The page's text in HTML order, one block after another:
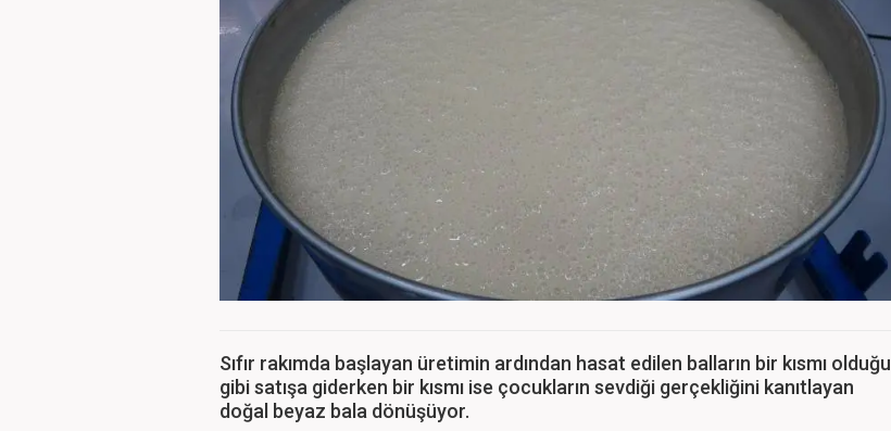
Sıfır rakımda başlayan üretimin ardından hasat edilen balların bir kısmı olduğu
gibi satışa giderken bir kısmı ise çocukların sevdiği gerçekliğini kanıtlayan
doğal beyaz bala dönüşüyor.